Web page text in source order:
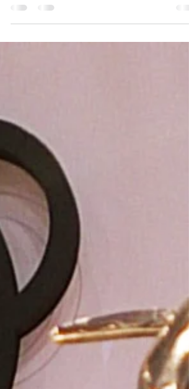
Podczas targów biżuterujnych Złoto Srebro Czas w
Warszawie zostały rozdane trzy nagrody. Nasz Firma